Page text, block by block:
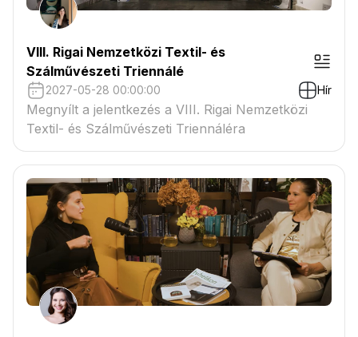
VIII. Rigai Nemzetközi Textil- és
Szálművészeti Triennálé
2027-05-28 00:00:00 Hír
Megnyílt a jelentkezés a VIII. Rigai Nemzetközi
Textil- és Szálművészeti Triennáléra